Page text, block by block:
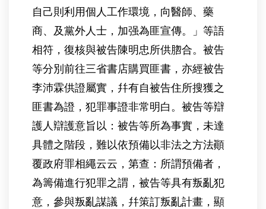
自己則利用個人工作環境，向醫師、藥
商、及黨外人士，加强為匪宣傳。」等語
相符，復核與被告陳明忠所供脗合。被告
等分別前往三省書店購買匪書，亦經被告
李沛霖供證屬實，幷有自被告住所搜獲之
匪書為證，犯罪事證非常明白。被告等辯
護人辯護意旨以：被告等所為事實，未達
具體之階段，難以依預備以非法之方法顚
覆政府罪相繩云云，第查：所謂預備者，
為籌備進行犯罪之謂，被告等具有叛亂犯
意，參與叛亂謀議，幷策訂叛亂計畫，顯